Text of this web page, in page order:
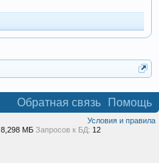
Обратная связь Помощь
Условия и правила
8,298 МБ Запросов к БД: 12